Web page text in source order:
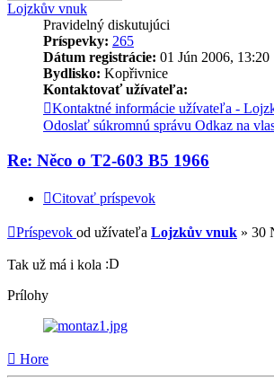
Lojzkův vnuk
Pravidelný diskutujúci
Príspevky: 265
Dátum registrácie: 01 Jún 2006, 13:20
Bydlisko: Kopřivnice
Kontaktovať užívateľa:
Kontaktné informácie užívateľa -
Odoslať súkromnú správu Odkaz na
Re: Něco o T2-603 B5 1966
Citovať príspevok
Príspevok od užívateľa Lojzkův vnuk » 30
Tak už má i kola
Prílohy
Hore